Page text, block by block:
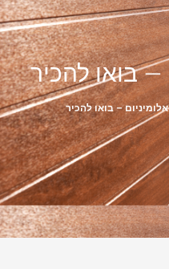
– בואו להכיר
– בואו להכיר